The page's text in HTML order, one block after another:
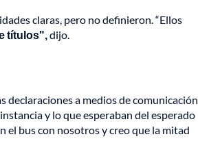
claras, pero no definieron. “Ellos
títulos",dijo.
declaraciones a medios de comunicación
y lo que esperaban del esperado
el bus con nosotros y creo que la mitad